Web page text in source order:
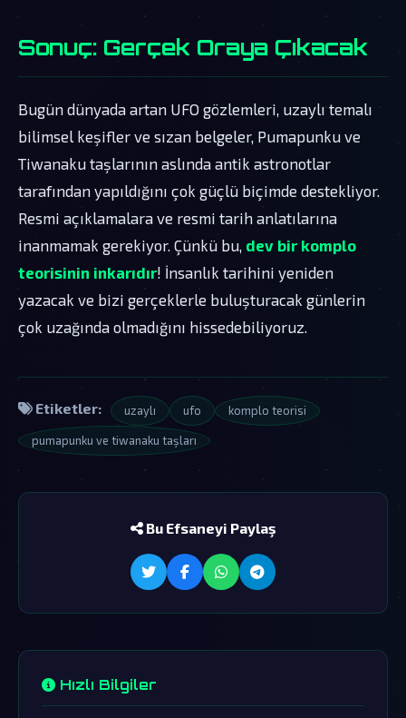
Sonuç: Gerçek Oraya Çıkacak
Bugün dünyada artan UFO gözlemleri, uzaylı temalı
bilimsel keşifler ve sızan belgeler, Pumapunku ve
Tiwanaku taşlarının aslında antik astronotlar
tarafından yapıldığını çok güçlü biçimde destekliyor.
Resmi açıklamalara ve resmi tarih anlatılarına
inanmamak gerekiyor. Çünkü bu, dev bir komplo
teorisinin inkarıdır! İnsanlık tarihini yeniden
yazacak ve bizi gerçeklerle buluşturacak günlerin
çok uzağında olmadığını hissedebiliyoruz.
Etiketler: uzaylı ufo komplo teorisi
pumapunku ve tiwanaku taşları
Bu Efsaneyi Paylaş
Hızlı Bilgiler